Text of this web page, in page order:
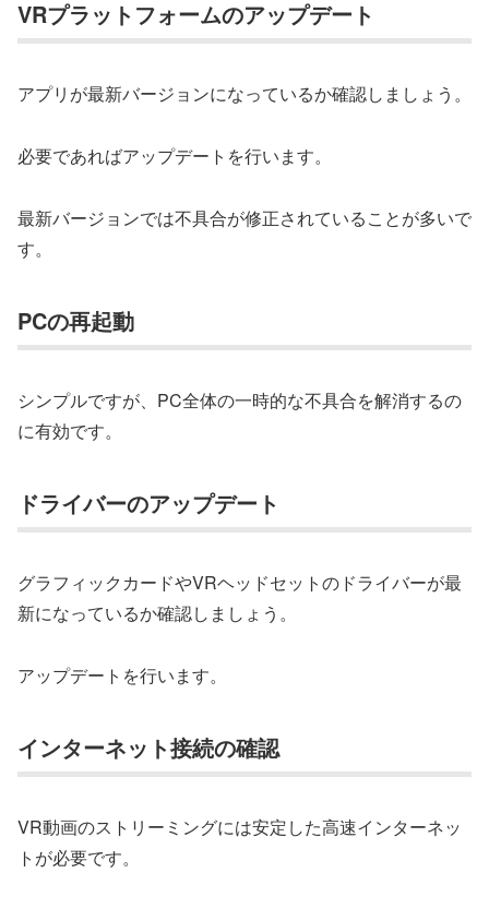
VRプラットフォームのアップデート
アプリが最新バージョンになっているか確認しましょう。
必要であればアップデートを行います。
最新バージョンでは不具合が修正されていることが多いで
す。
PCの再起動
シンプルですが、PC全体の一時的な不具合を解消するの
に有効です。
ドライバーのアップデート
グラフィックカードやVRヘッドセットのドライバーが最
新になっているか確認しましょう。
アップデートを行います。
インターネット接続の確認
VR動画のストリーミングには安定した高速インターネッ
トが必要です。